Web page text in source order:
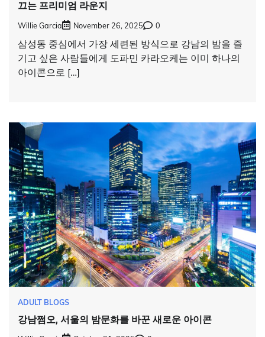
끄는 프리미엄 라운지
Willie Garcia November 26, 2025 0
삼성동 중심에서 가장 세련된 방식으로 강남의 밤을 즐
기고 싶은 사람들에게 도파민 카라오케는 이미 하나의
아이콘으로 […]
ADULT BLOGS
강남쩜오, 서울의 밤문화를 바꾼 새로운 아이콘